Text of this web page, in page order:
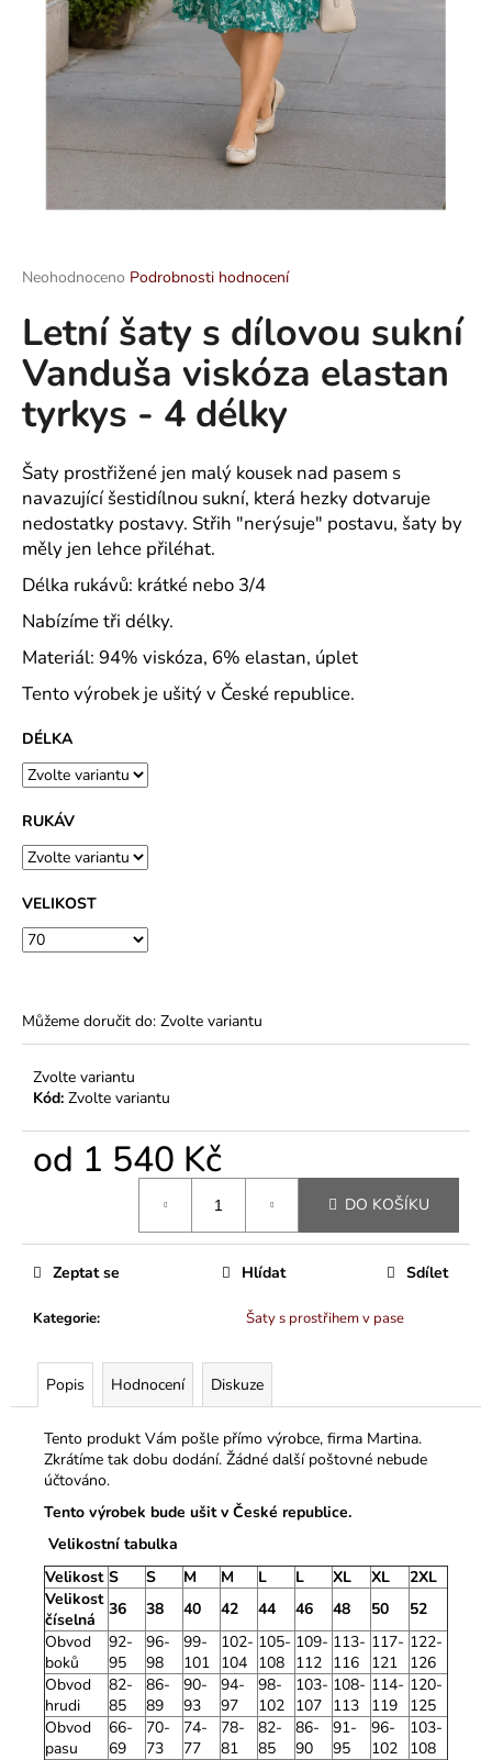
Průměrné
produktu
je
0,0
5
hvězdiček.
Neohodnoceno Podrobnosti hodnocení
Letní šaty s dílovou sukní
Vanduša viskóza elastan
tyrkys - 4 délky
Šaty prostřižené jen malý kousek nad pasem s
navazující šestidílnou sukní, která hezky dotvaruje
nedostatky postavy. Střih "nerýsuje" postavu, šaty by
měly jen lehce přiléhat.
Délka rukávů: krátké nebo 3/4
Nabízíme tři délky.
Materiál: 94% viskóza, 6% elastan, úplet
Tento výrobek je ušitý v České republice.
DÉLKA
RUKÁV
VELIKOST
Můžeme doručit do: Zvolte variantu
Zvolte variantu
Kód: Zvolte variantu
od 1 540 Kč
DO KOŠÍKU
Kategorie: Šaty s prostřihem v pase
Zeptat se Hlídat Sdílet
Popis Hodnocení Diskuze
Tento produkt Vám pošle přímo výrobce, firma Martina.
Zkrátíme tak dobu dodání. Žádné další poštovné nebude
účtováno.
Tento výrobek bude ušit v České republice.
Velikostní tabulka
Velikost S S M M L L XL XL
2XL
Velikost
číselná
36 38 40 42 44 46 48 50
52
Obvod
boků
92-
95
96-
98
99-
101
102-
104
105-
108
109-
112
113-
116
117-
121
122-
126
Obvod
hrudi
82-
85
86-
89
90-
93
94-
97
98-
102
103-
107
108-
113
114-
119
120-
125
Obvod
pasu
66-
69
70-
73
74-
77
78-
81
82-
85
86-
90
91-
95
96-
102
103-
108
D
o
p
o
u
č
u
j
m
e
TEXTILNÍ
-
KABÁTEK
290
Kč